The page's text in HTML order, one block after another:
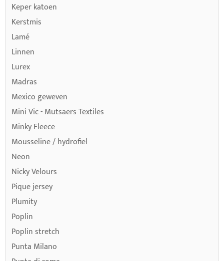
Keper katoen
Kerstmis
Lamé
Linnen
Lurex
Madras
Mexico geweven
Mini Vic - Mutsaers Textiles
Minky Fleece
Mousseline / hydrofiel
Neon
Nicky Velours
Pique jersey
Plumity
Poplin
Poplin stretch
Punta Milano